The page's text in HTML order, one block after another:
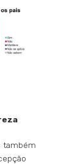
também